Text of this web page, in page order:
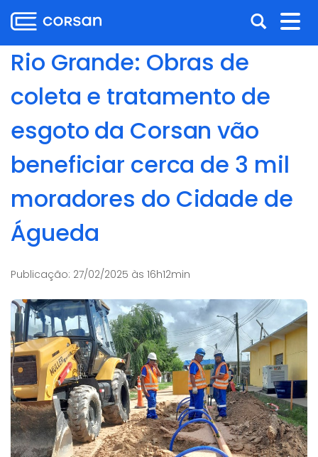
para
o
conteúdo
para
menu
para
busca
para
o
conteúdo
Abrir
a
Rio Grande: Obras de
coleta e tratamento de
esgoto da Corsan vão
beneficiar cerca de 3 mil
moradores do Cidade de
Águeda
Publicação: 27/02/2025 às 16h12min